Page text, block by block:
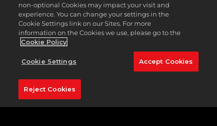
PGA TOUR 2K23 CLUBHOUSE
PASS: SEASON 5
The FedExCup Playoffs are officially
underway! The top golfers on the PGA
TOUR have fought for coveted FedExCup
non-optional Cookies may impact your visit and
experience. You can change your settings in the
Cookie Settings link on our Sites. For more
information on the Cookies we use, please go to the
Cookie Policy
Cookie Settings Accept Cookies
Reject Cookies